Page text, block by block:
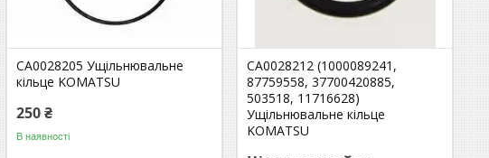
CA0028205 Ущільнювальне
кільце KOMATSU
250 ₴
В наявності
CA0028212 (1000089241,
87759558, 37700420885,
503518, 11716628)
Ущільнювальне кільце
KOMATSU